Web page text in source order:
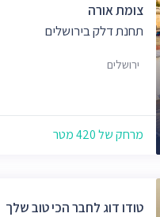
צומת אורה
תחנת דלק בירושלים
ירושלים
מרחק של 420 מטר
טודו דוג לחבר הכי טוב שלך